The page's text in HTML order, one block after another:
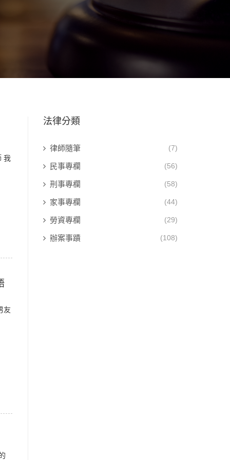
我
友
法律分類
律師隨筆 (7)
民事專欄 (56)
刑事專欄 (58)
家事專欄 (44)
勞資專欄 (29)
辦案事蹟 (108)